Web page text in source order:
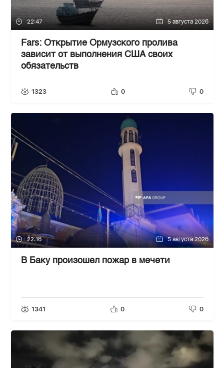
22:47 5 августа 2026
Fars: Открытие Ормузского пролива
зависит от выполнения США своих
обязательств
1323 0 0
22:16 5 августа 2026
В Баку произошел пожар в мечети
1341 0 0